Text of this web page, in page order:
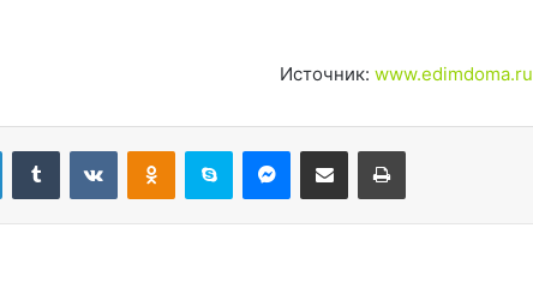
Источник: www.edimdoma.ru
LinkedInTumblr ВконтактеОдноклассники
Skype Messenger
Поделиться через электронную почту Печатать